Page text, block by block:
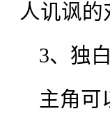
人讥讽的
3、独
主角可